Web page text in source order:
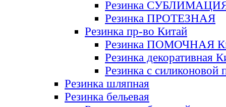
Резинка
Резинка ПРОТЕЗНАЯ
Резинка пр-во Китай
Резинка ПОМОЧНАЯ
Резинка декоративная
Резинка с силиконовой
Резинка шляпная
Резинка бельевая